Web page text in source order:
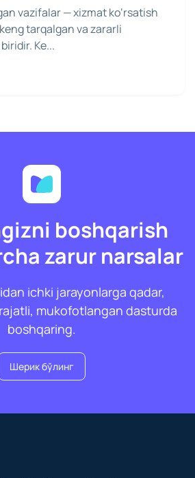
vazifalar — xizmat ko‘rsatish
tarqalgan va zararli
Ke...
boshqarish
zarur narsalar
ichki jarayonlarga qadar,
mukofotlangan dasturda
boshqaring.
Шерик бўлинг